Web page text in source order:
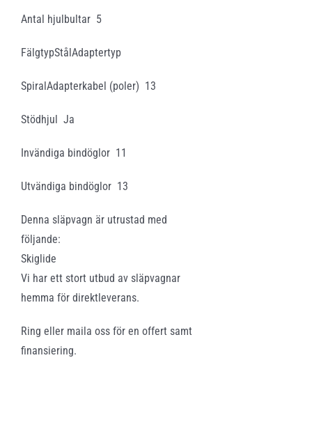
Antal hjulbultar 5
FälgtypStålAdaptertyp
SpiralAdapterkabel (poler) 13
Stödhjul Ja
Invändiga bindöglor 11
Utvändiga bindöglor 13
Denna släpvagn är utrustad med
följande:
Skiglide
Vi har ett stort utbud av släpvagnar
hemma för direktleverans.
Ring eller maila oss för en offert samt
finansiering.